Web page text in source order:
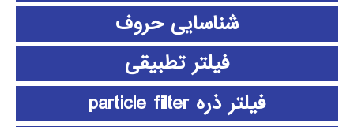
شناسایی حروف
فیلتر تطبیقی
فیلتر ذره particle filter